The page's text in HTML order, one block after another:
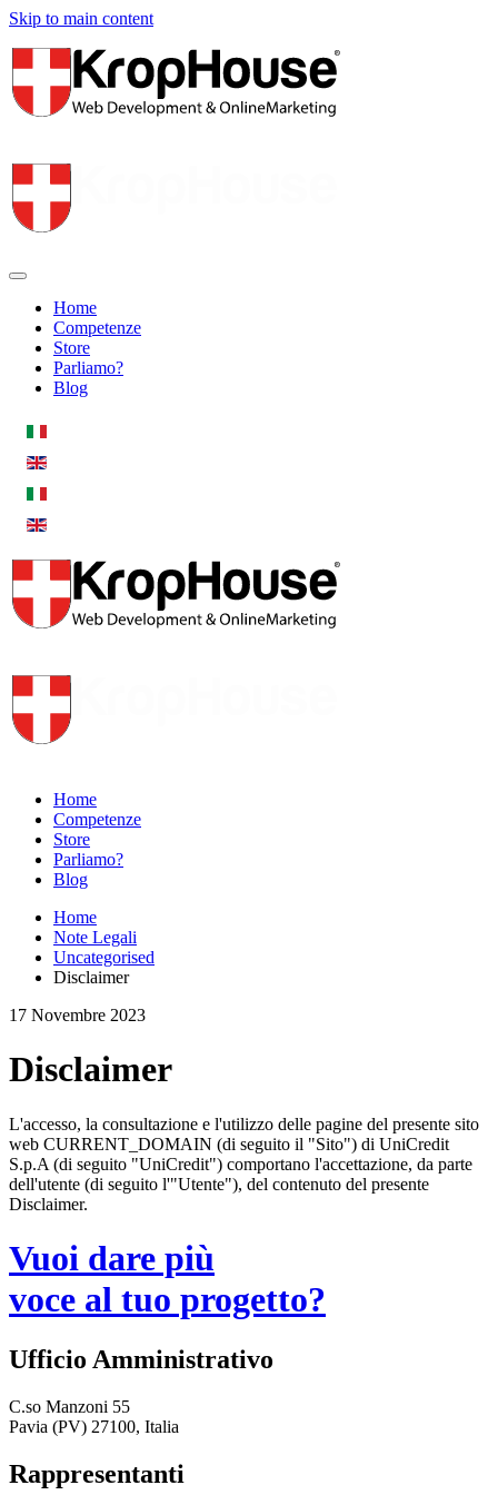
Skip to main content
Home
Competenze
Store
Parliamo?
Blog
Home
Competenze
Store
Parliamo?
Blog
Home
Note Legali
Uncategorised
Disclaimer
17 Novembre 2023
Disclaimer
L'accesso, la consultazione e l'utilizzo delle pagine del presente sito
web CURRENT_DOMAIN (di seguito il "Sito") di UniCredit
S.p.A (di seguito "UniCredit") comportano l'accettazione, da parte
dell'utente (di seguito l'"Utente"), del contenuto del presente
Disclaimer.
Vuoi dare più
voce al tuo progetto?
Ufficio Amministrativo
C.so Manzoni 55
Pavia (PV) 27100, Italia
Rappresentanti